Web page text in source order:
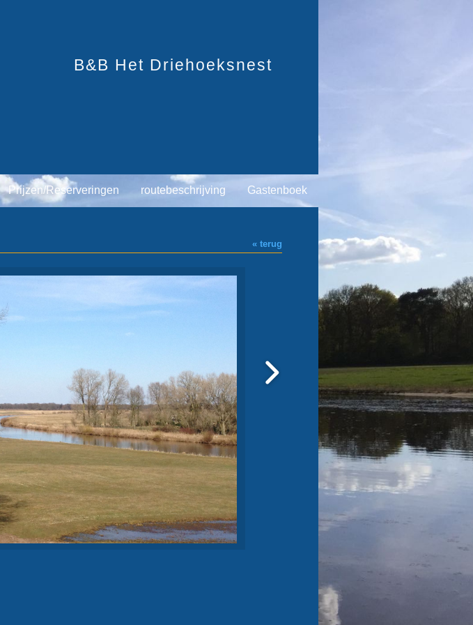
B&B Het Driehoeksnest
Prijzen/Reserveringen routebeschrijving Gastenboek
« terug